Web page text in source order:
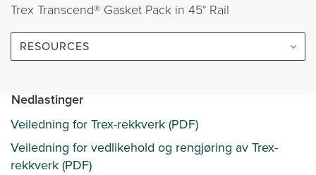
Trex Transcend® Gasket Pack in 45° Rail
RESOURCES
Nedlastinger
Veiledning for Trex-rekkverk (PDF)
Veiledning for vedlikehold og rengjøring av Trex-
rekkverk (PDF)